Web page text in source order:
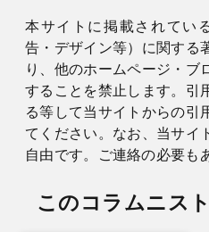
本サイトに掲載されてい
告・デザイン等）に関する
り、他のホームページ・ブ
することを禁止します。引
る等して当サイトからの引
てください。なお、当サイ
自由です。ご連絡の必要も
このコラムニス